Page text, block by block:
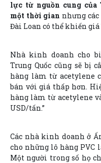
lực từ nguồn cung của
một thời gian nhưng
Đài Loan có thể khiến giá
Nhà kinh doanh cho
Trung Quốc cũng sẽ bị
hàng làm từ acetylene
bán với giá thấp hơn.
hàng làm từ acetylene
USD/tấn.”
Các nhà kinh doanh ở
cho những lô hàng PVC
Một người trong số họ